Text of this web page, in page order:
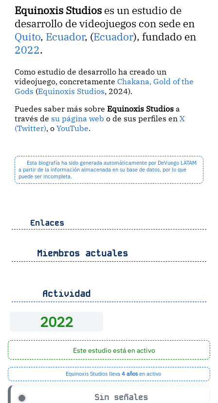
Equinoxis Studios es un estudio de
desarrollo de videojuegos con sede en
Quito, Ecuador, (Ecuador), fundado en
2022.
Como estudio de desarrollo ha creado un
videojuego, concretamenteChakana, Gold of the
Gods (Equinoxis Studios, 2024).
Puedes saber más sobreEquinoxis Studios a
través de su página web o de sus perfiles enX
(Twitter), oYouTube.
Esta biografía ha sido generada automáticamente por DeVuego LATAM
a partir de la información almacenada en su base de datos, por lo que
puede ser incompleta.
Enlaces
Miembros actuales
Actividad
2022
Este estudio está en activo
Equinoxis Studios lleva 4 añosen activo
Sin señales